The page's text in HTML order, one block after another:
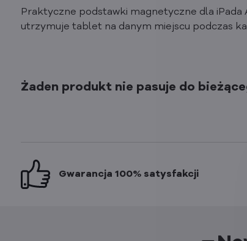
Praktyczne podstawki magnetyczne dla iPada
utrzymuje tablet na danym miejscu podczas
Gwarancja 100% satysfakcji